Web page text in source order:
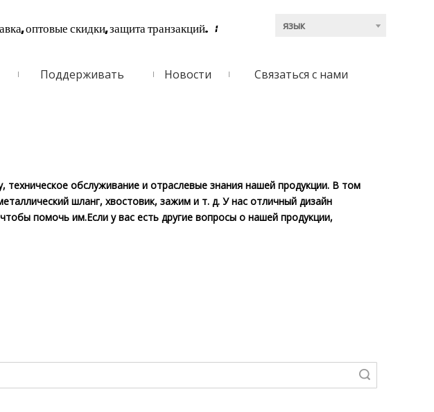
оптовые скидки, защита транзакций. :
язык
Поддерживать Новости Связаться с нами
обслуживание и отраслевые знания нашей продукции. В том
шланг, хвостовик, зажим и т. д. У нас отличный дизайн
помочь им.Если у вас есть другие вопросы о нашей продукции,